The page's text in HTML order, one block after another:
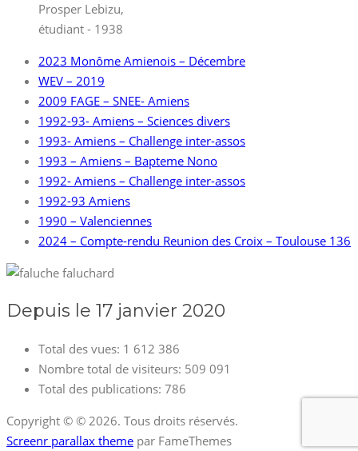
Prosper Lebizu,
étudiant - 1938
2023 Monôme Amienois – Décembre
WEV – 2019
2009 FAGE – SNEE- Amiens
1992-93- Amiens – Sciences divers
1993- Amiens – Challenge inter-assos
1993 – Amiens – Bapteme Nono
1992- Amiens – Challenge inter-assos
1992-93 Amiens
1990 – Valenciennes
2024 – Compte-rendu Reunion des Croix – Toulouse 136
Depuis le 17 janvier 2020
Total des vues: 1 612 386
Nombre total de visiteurs: 509 091
Total des publications: 786
Copyright © © 2026. Tous droits réservés.
Screenr parallax theme par FameThemes